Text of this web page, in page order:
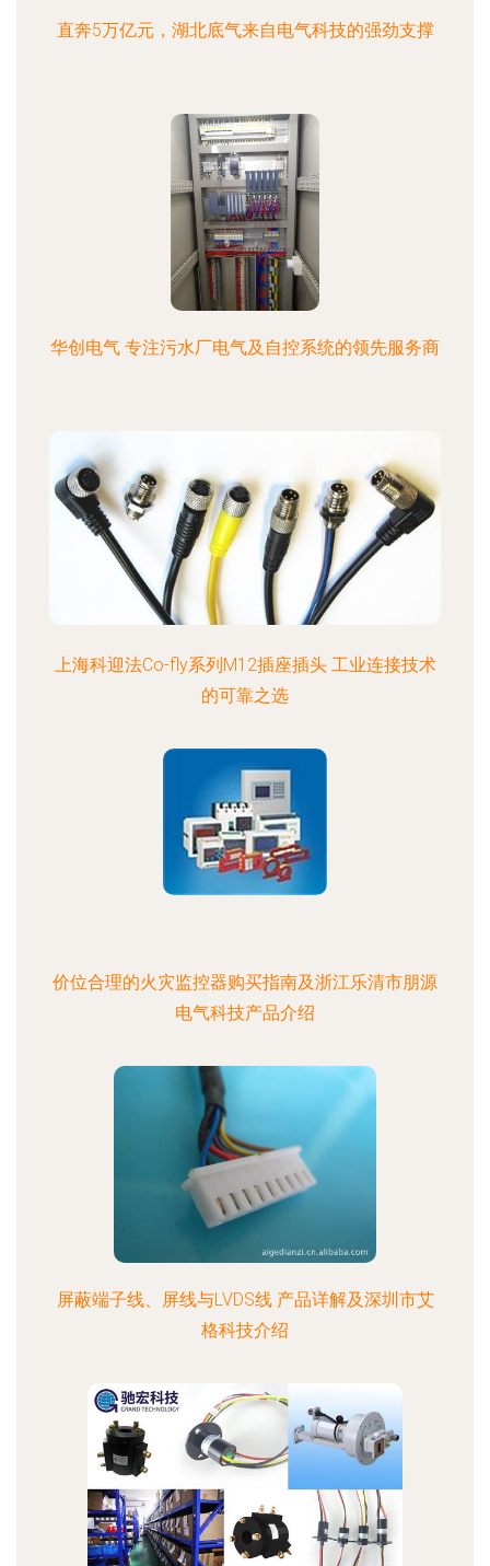
直奔5万亿元，湖北底气来自电气科技的强劲支撑
华创电气 专注污水厂电气及自控系统的领先服务商
上海科迎法Co-fly系列M12插座插头 工业连接技术
的可靠之选
价位合理的火灾监控器购买指南及浙江乐清市朋源
电气科技产品介绍
屏蔽端子线、屏线与LVDS线 产品详解及深圳市艾
格科技介绍